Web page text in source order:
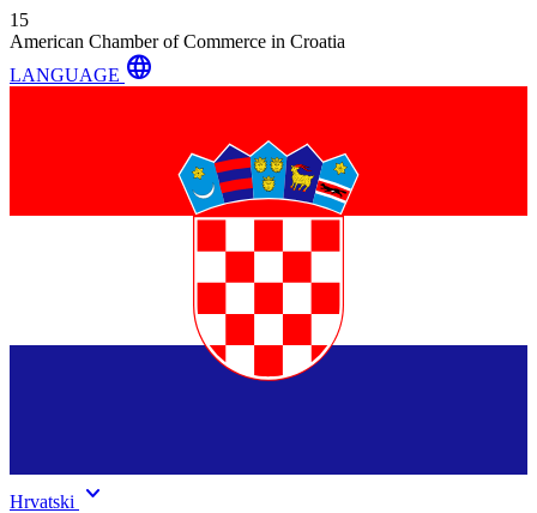
15
American Chamber of Commerce in Croatia
LANGUAGE language
Hrvatski keyboard_arrow_down